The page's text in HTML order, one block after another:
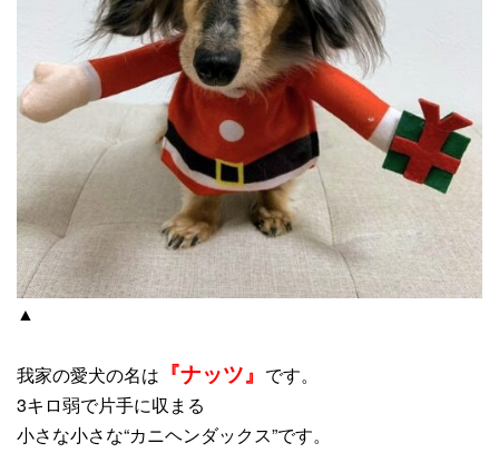
▲
我家の愛犬の名は 『ナッツ』 です。
3キロ弱で片手に収まる
小さな小さな“カニヘンダックス”です。